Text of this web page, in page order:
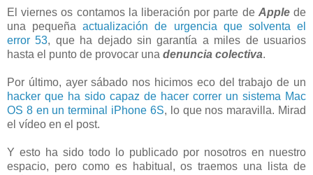
El viernes os contamos la liberación por parte de Applede
una pequeñaactualización de urgencia que solventa el
error 53, que ha dejado sin garantía a miles de usuarios
hasta el punto de provocar una denuncia colectiva.
Por último, ayer sábado nos hicimos eco del trabajo de un
hacker que ha sido capaz de hacer correr un sistema Mac
OS 8 en un terminal iPhone 6S, lo que nos maravilla. Mirad
el vídeo en el post.
Y esto ha sido todo lo publicado por nosotros en nuestro
espacio, pero como es habitual, os traemos una lista de